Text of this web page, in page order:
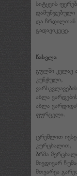
სიტყვის
დამუნჯებული
და ჩრდილთან
გადავიკეცე.
წასვლა
გულში კვლავ
კუნჭული,
ახლა
ახლა
ფურცელი.
ცრემლით
კურცხალით,
ბრმა
მივდივარ
მთვარეა